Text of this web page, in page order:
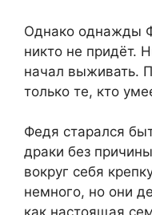
Однако однажды
никто не придёт.
начал выживать.
только те, кто
Федя старался
драки без
вокруг себя
немного, но они